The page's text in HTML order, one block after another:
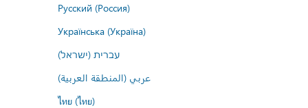
Русский (Россия)
Українська (Україна)
עברית (ישראל)
عربي (المنطقة العربية)
ไทย (ไทย)